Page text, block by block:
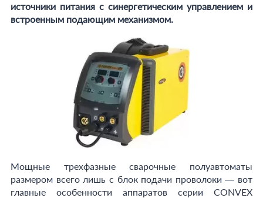
источники питания с синергетическим управлением и
встроенным подающим механизмом.
Мощные трехфазные сварочные полуавтоматы
размером всего лишь с блок подачи проволоки — вот
главные особенности аппаратов серии CONVEX